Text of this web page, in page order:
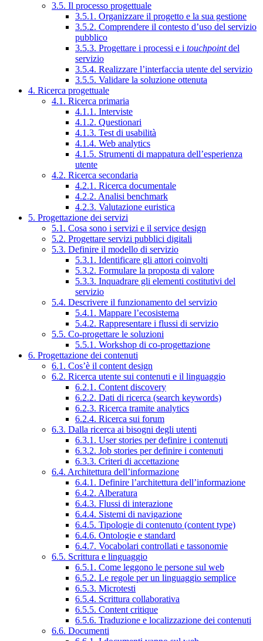
3.5. Il processo progettuale
3.5.1. Organizzare il progetto e la sua gestione
3.5.2. Comprendere il contesto d’uso del servizio
pubblico
3.5.3. Progettare i processi e i touchpointdel
servizio
3.5.4. Realizzare l’interfaccia utente del servizio
3.5.5. Validare la soluzione ottenuta
4. Ricerca progettuale
4.1. Ricerca primaria
4.1.1. Interviste
4.1.2. Questionari
4.1.3. Test di usabilità
4.1.4. Web analytics
4.1.5. Strumenti di mappatura dell’esperienza
utente
4.2. Ricerca secondaria
4.2.1. Ricerca documentale
4.2.2. Analisi benchmark
4.2.3. Valutazione euristica
5. Progettazione dei servizi
5.1. Cosa sono i servizi e il service design
5.2. Progettare servizi pubblici digitali
5.3. Definire il modello di servizio
5.3.1. Identificare gli attori coinvolti
5.3.2. Formulare la proposta di valore
5.3.3. Inquadrare gli elementi costitutivi del
servizio
5.4. Descrivere il funzionamento del servizio
5.4.1. Mappare l’ecosistema
5.4.2. Rappresentare i flussi di servizio
5.5. Co-progettare le soluzioni
5.5.1. Workshop di co-progettazione
6. Progettazione dei contenuti
6.1. Cos’è il content design
6.2. Ricerca utente sui contenuti e il linguaggio
6.2.1. Content discovery
6.2.2. Dati di ricerca (search keywords)
6.2.3. Ricerca tramite analytics
6.2.4. Ricerca sui forum
6.3. Dalla ricerca ai bisogni degli utenti
6.3.1. User stories per definire i contenuti
6.3.2. Job stories per definire i contenuti
6.3.3. Criteri di accettazione
6.4. Architettura dell’informazione
6.4.1. Definire l’architettura dell’informazione
6.4.2. Alberatura
6.4.3. Flussi di interazione
6.4.4. Sistemi di navigazione
6.4.5. Tipologie di contenuto (content type)
6.4.6. Ontologie e standard
6.4.7. Vocabolari controllati e tassonomie
6.5. Scrittura e linguaggio
6.5.1. Come leggono le persone sul web
6.5.2. Le regole per un linguaggio semplice
6.5.3. Microtesti
6.5.4. Scrittura collaborativa
6.5.5. Content critique
6.5.6. Traduzione e localizzazione dei contenuti
6.6. Documenti